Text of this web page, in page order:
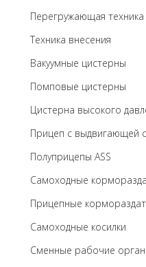
Перегружающая техника
Техника внесения
Вакуумные цистерны
Помповые цистерны
Цистерна высокого
Прицеп с выдвигающей
Полуприцепы ASS
Самоходные
Прицепные
Самоходные косилки
Сменные рабочие